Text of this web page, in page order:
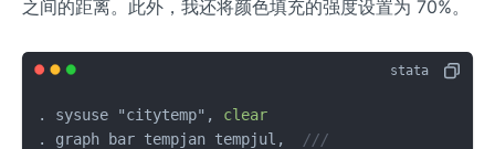
之间的距离。此外，我还将颜色填充的强度设置为 70%。
. sysuse "citytemp", clear
. graph bar tempjan tempjul,
///